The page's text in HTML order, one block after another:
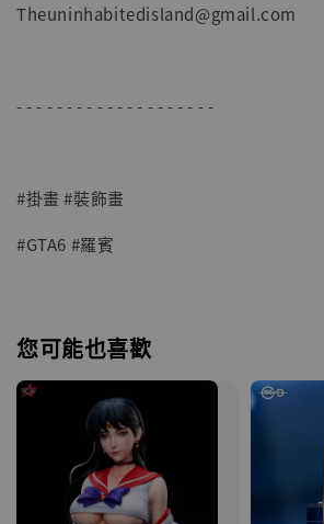
Theuninhabitedisland@gmail.com
- - - - - - - - - - - - - - - - - - - -
#掛畫 #裝飾畫
#GTA6 #羅賓
您可能也喜歡